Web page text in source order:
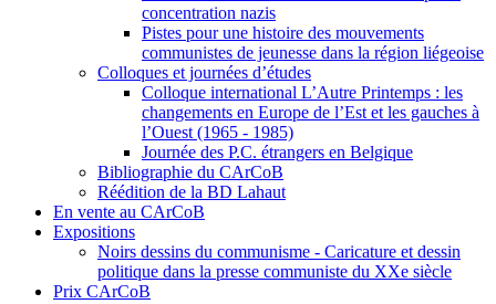
concentration nazis
Pistes pour une histoire des mouvements
communistes de jeunesse dans la région liégeoise
Colloques et journées d’études
Colloque international L’Autre Printemps : les
changements en Europe de l’Est et les gauches à
l’Ouest (1965 - 1985)
Journée des P.C. étrangers en Belgique
Bibliographie du CArCoB
Réédition de la BD Lahaut
En vente au CArCoB
Expositions
Noirs dessins du communisme - Caricature et dessin
politique dans la presse communiste du XXe siècle
Prix CArCoB